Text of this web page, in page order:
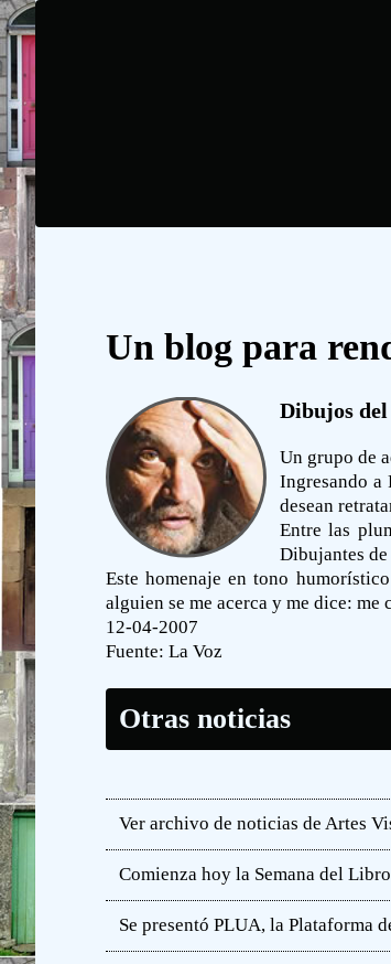
Un blog para
Dibujos
Un grupo de
Ingresando a
desean
Entre las
Dibujantes
Este homenaje en tono
alguien se me acerca y me dice:
12-04-2007
Fuente: La Voz
Otras noticias
Ver archivo de noticias de Artes
Comienza hoy la Semana del
Se presentó PLUA, la Plataforma